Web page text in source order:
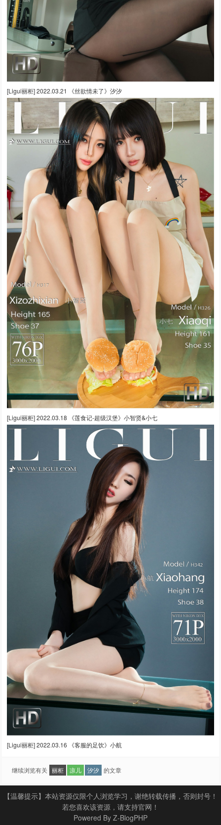
[Ligui丽柜] 2022.03.21 《丝欲情未了》汐汐
[Ligui丽柜] 2022.03.18 《莲食记-超级汉堡》小智贤&小七
[Ligui丽柜] 2022.03.16 《客服的足饮》小航
继续浏览有关 丽柜 凉儿 汐汐 的文章
【温馨提示】本站资源仅限个人浏览学习，谢绝转载传播，否则封号！
若您喜欢该资源，请支持官网！
Powered By Z-BlogPHP